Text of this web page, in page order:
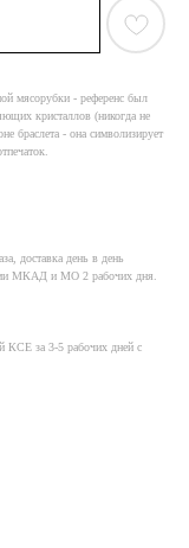
мясорубки - референс был
кристаллов (никогда не
браслета - она символизирует
доставка день в день
МКАД и МО 2 рабочих дня.
КСE за 3-5 рабочих дней с